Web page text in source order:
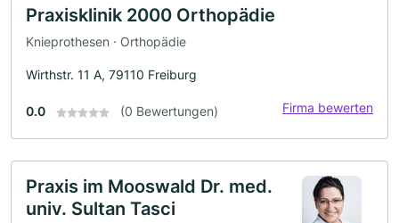
Praxisklinik 2000 Orthopädie
Knieprothesen · Orthopädie
Wirthstr. 11 A, 79110 Freiburg
0.0 (0 Bewertungen) Firma bewerten
Praxis im Mooswald Dr. med.
univ. Sultan Tasci